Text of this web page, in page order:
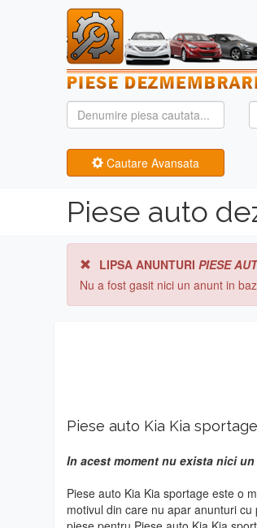
Cautare Avansata
Piese auto
LIPSA ANUNTURI PIESE
Nu a fost gasit nici un anunt in
Piese auto Kia Kia sportage
In acest moment nu exista nici
Piese auto Kia Kia sportage este o
motivul din care nu apar anunturi